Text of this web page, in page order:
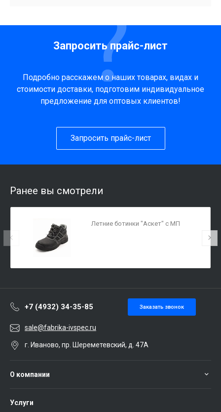
Запросить прайс-лист
Подробно расскажем о наших товарах, видах и
стоимости доставки, подготовим индивидуальное
предложение для оптовых клиентов!
Запросить прайс-лист
Ранее вы смотрели
Летние ботинки "Аскет" с МП
+7 (4932) 34-35-85 Заказать звонок
sale@fabrika-ivspec.ru
г. Иваново, пр. Шереметевский, д. 47А
О компании
Услуги